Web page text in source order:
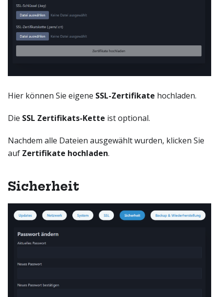
Hier können Sie eigene SSL-Zertifikate hochladen.
Die SSL Zertifikats-Kette ist optional.
Nachdem alle Dateien ausgewählt wurden, klicken Sie
auf Zertifikate hochladen.
Sicherheit